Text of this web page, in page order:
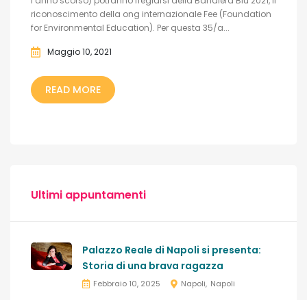
riconoscimento della ong internazionale Fee (Foundation
for Environmental Education). Per questa 35/a...
Maggio 10, 2021
READ MORE
Ultimi appuntamenti
Palazzo Reale di Napoli si presenta:
Storia di una brava ragazza
Febbraio 10, 2025 Napoli Napoli